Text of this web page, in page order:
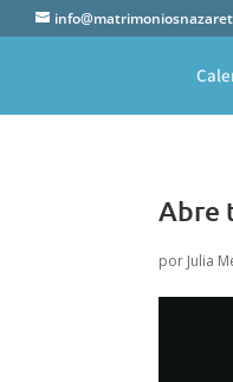
Abre
por Julia